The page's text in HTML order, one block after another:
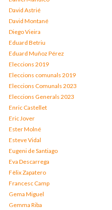
David Astrié
David Montané
Diego Vieira
Eduard Betriu
Eduard Muñoz Pérez
Eleccions 2019
Eleccions comunals 2019
Eleccions Comunals 2023
Eleccions Generals 2023
Enric Castellet
Eric Jover
Ester Molné
Esteve Vidal
Eugeni de Santiago
Eva Descarrega
Fèlix Zapatero
Francesc Camp
Gema Miguel
Gemma Riba